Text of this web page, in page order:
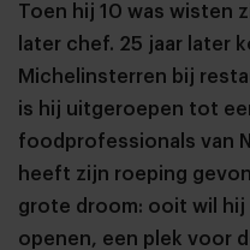
Toen hij 10 was wisten
later chef. 25 jaar later
Michelinsterren bij
is hij uitgeroepen tot
foodprofessionals van
heeft zijn roeping
grote droom: ooit wil hij
openen, een plek voor